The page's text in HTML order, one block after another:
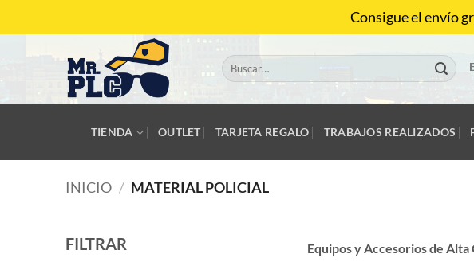
Buscar
por:
TIENDA OUTLET TARJETA REGALO TRABAJOS REALIZADOS
INICIO / MATERIAL POLICIAL
FILTRAR
Equipos y Accesorios de
Consigue el envío